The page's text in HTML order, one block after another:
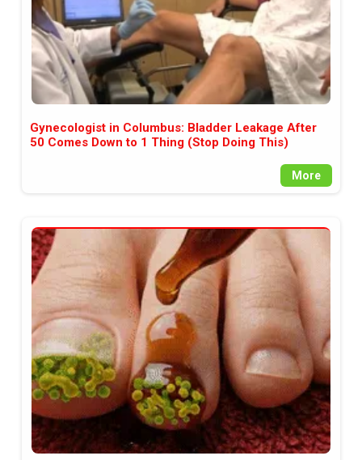
Gynecologist in Columbus: Bladder Leakage After
50 Comes Down to 1 Thing (Stop Doing This)
More